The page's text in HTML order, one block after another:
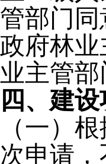
管部门
政府林
业主管
四、建
（一）
次申请